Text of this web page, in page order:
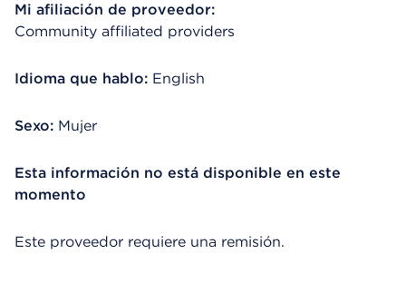
Mi afiliación de proveedor:
Community affiliated providers
Idioma que hablo: English
Sexo: Mujer
Esta información no está disponible en este
momento
Este proveedor requiere una remisión.